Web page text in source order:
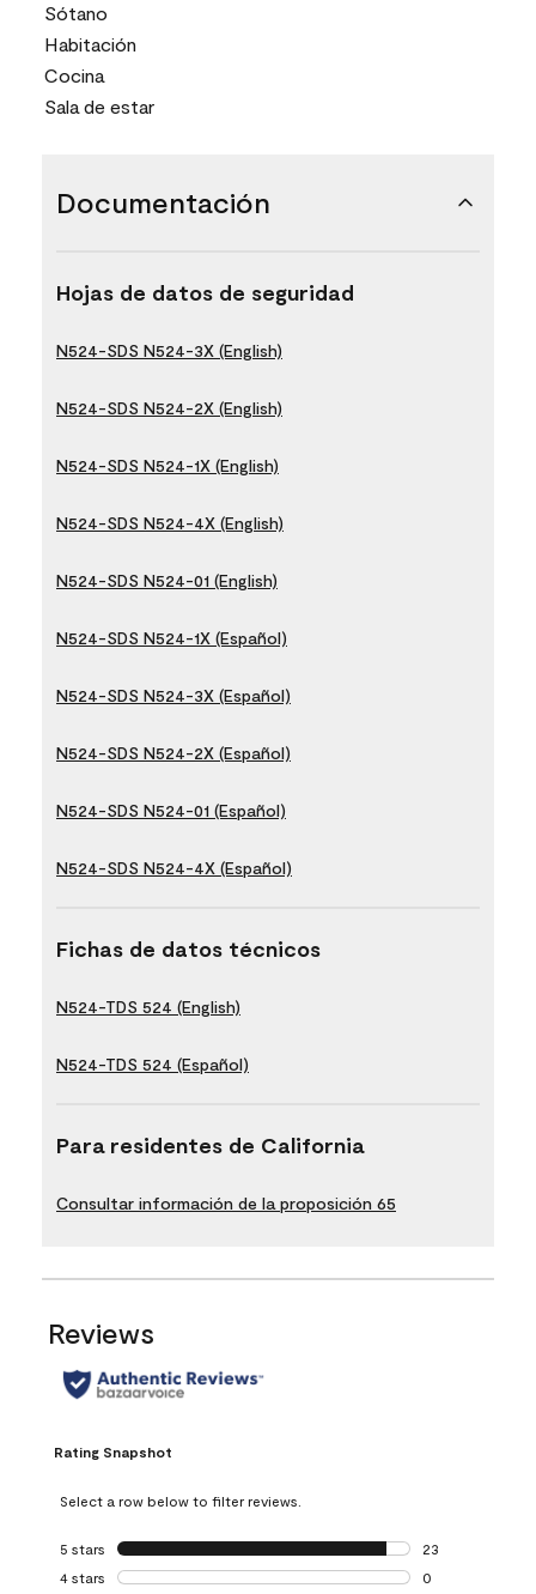
Sótano
Habitación
Cocina
Sala de estar
Documentación
Hojas de datos de seguridad
N524-SDS N524-3X (English)
N524-SDS N524-2X (English)
N524-SDS N524-1X (English)
N524-SDS N524-4X (English)
N524-SDS N524-01 (English)
N524-SDS N524-1X (Español)
N524-SDS N524-3X (Español)
N524-SDS N524-2X (Español)
N524-SDS N524-01 (Español)
N524-SDS N524-4X (Español)
Fichas de datos técnicos
N524-TDS 524 (English)
N524-TDS 524 (Español)
Para residentes de California
Consultar información de la proposición 65
Reviews
Rating Snapshot
Select a row below to filter reviews.
5 stars stars
23
23 reviews with
4 stars stars
0